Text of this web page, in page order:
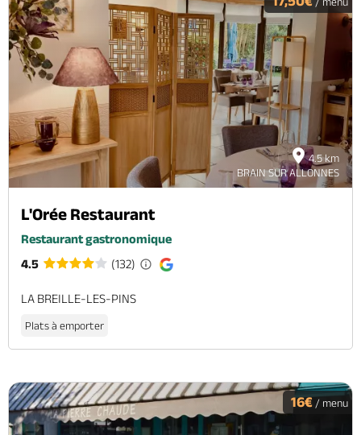
4.5 km
BRAIN SUR ALLONNES
L'Orée Restaurant
Restaurant gastronomique
4.5
(132)
LA BREILLE-LES-PINS
Plats à emporter
16€ / menu